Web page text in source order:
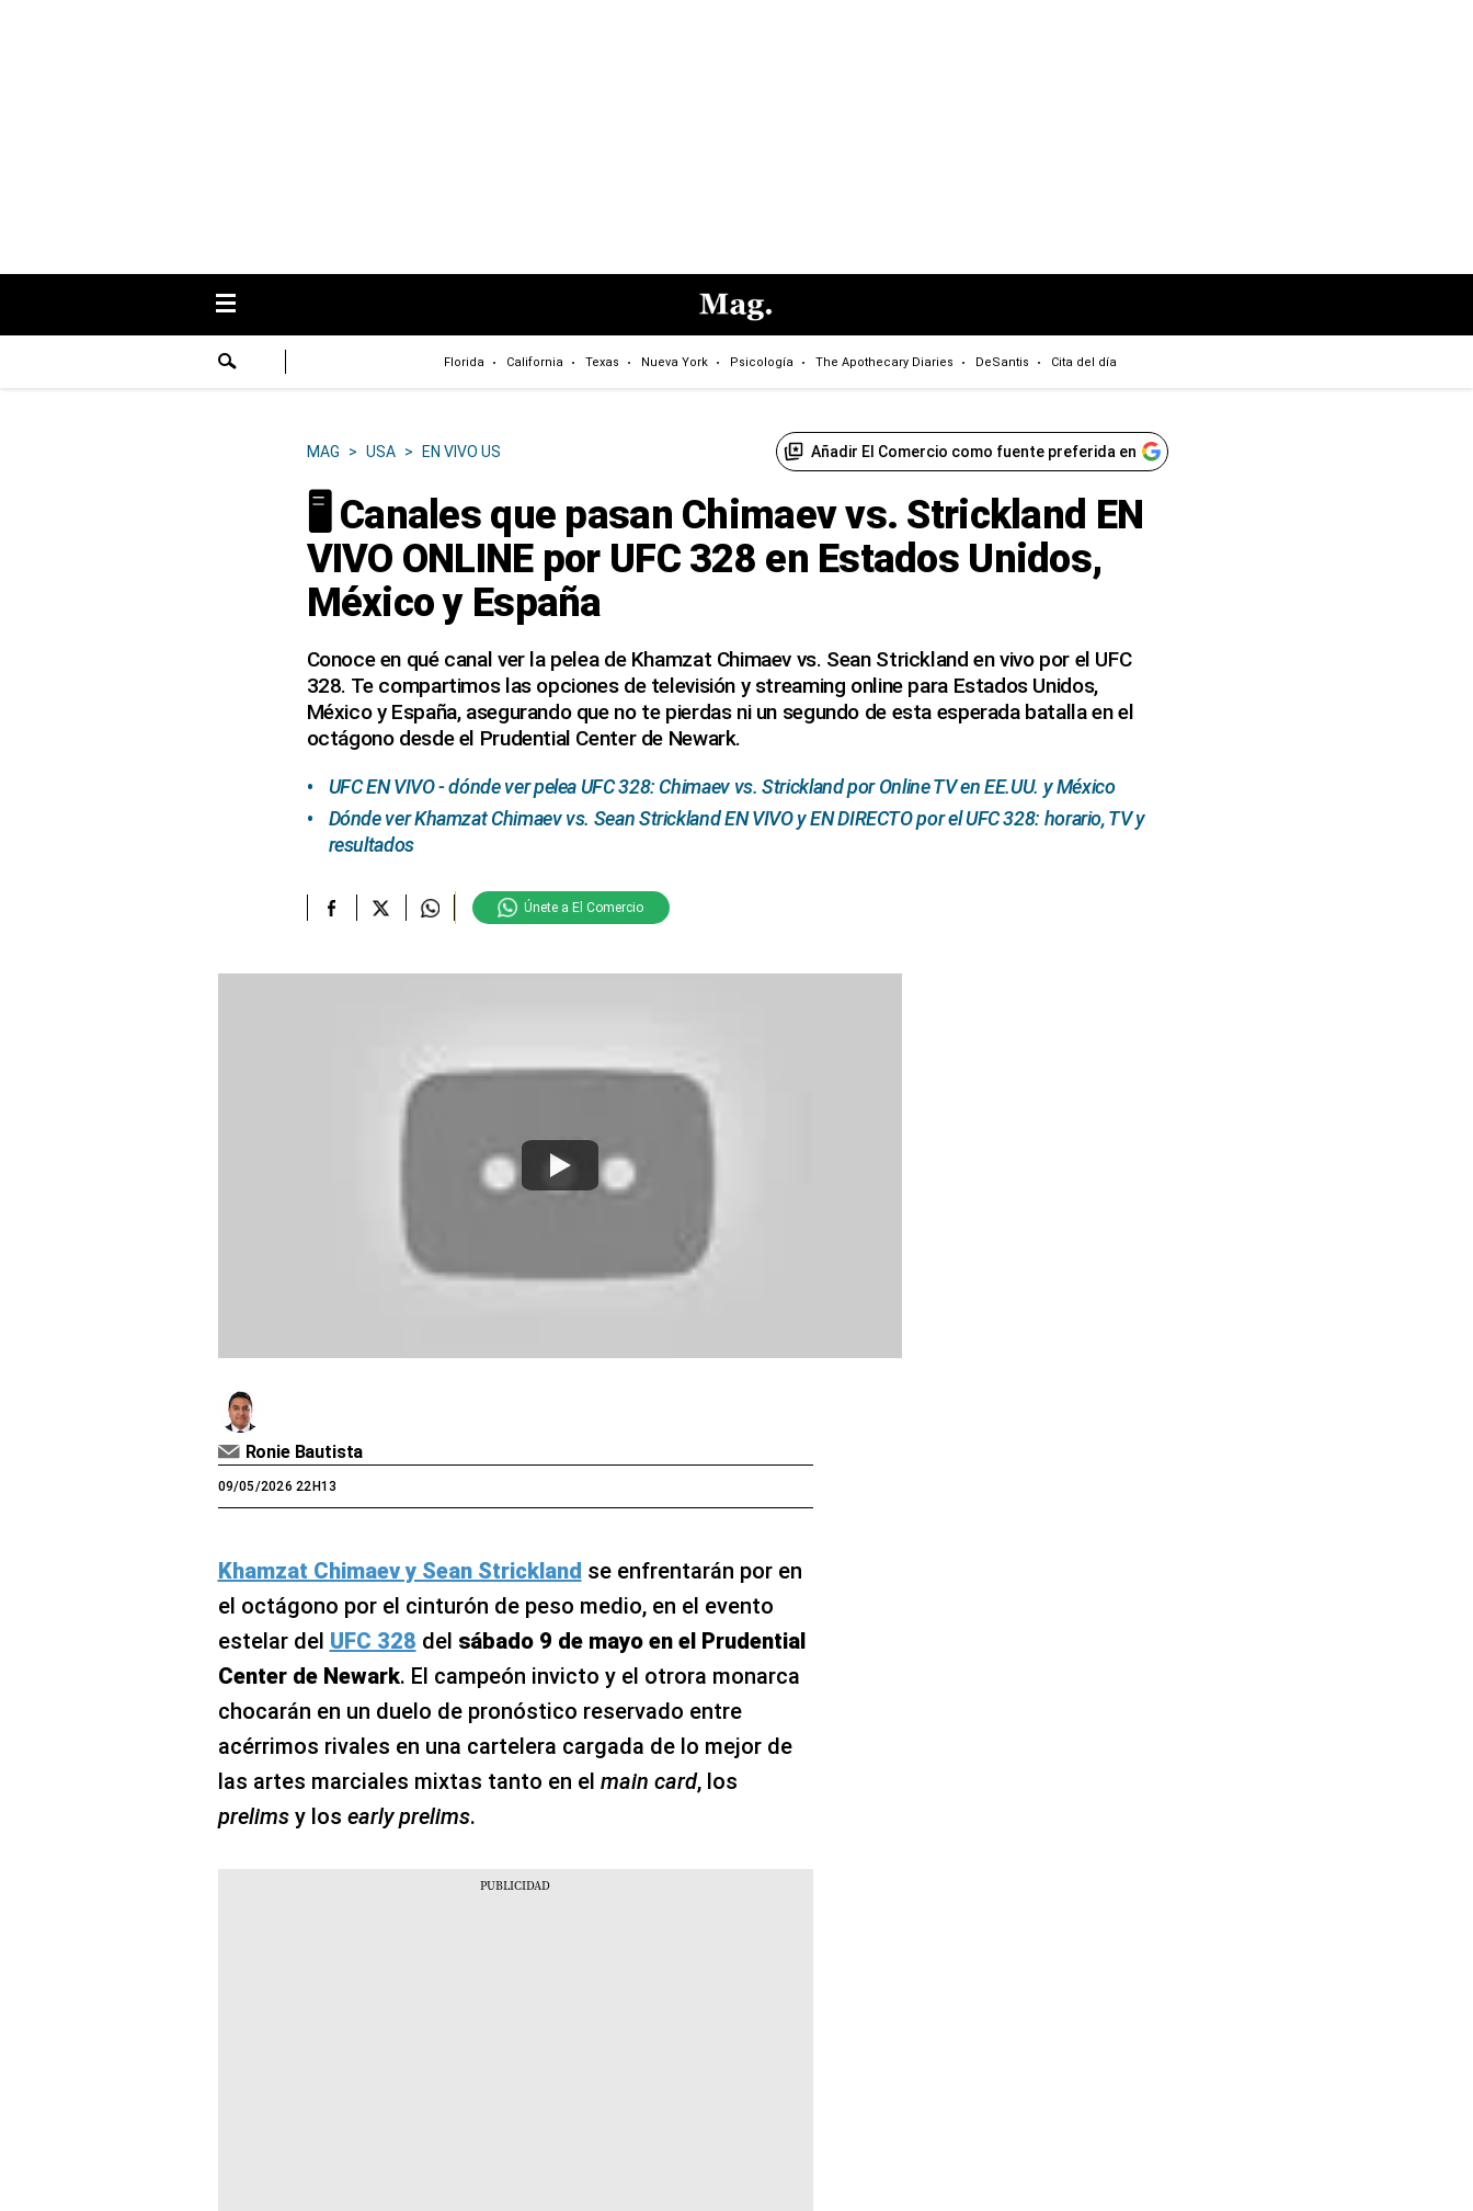
Florida California Texas Nueva York Psicología The Apothecary Diaries DeSantis Cita del día
MAG > USA > EN VIVO US Añadir El Comercio como fuente preferida en
🖥️ Canales que pasan Chimaev vs. Strickland EN
VIVO ONLINE por UFC 328 en Estados Unidos,
México y España
Conoce en qué canal ver la pelea de Khamzat Chimaev vs. Sean Strickland en vivo por el UFC
328. Te compartimos las opciones de televisión y streaming online para Estados Unidos,
México y España, asegurando que no te pierdas ni un segundo de esta esperada batalla en el
octágono desde el Prudential Center de Newark.
UFC EN VIVO - dónde ver pelea UFC 328: Chimaev vs. Strickland por Online TV en EE.UU. y México
Dónde ver Khamzat Chimaev vs. Sean Strickland EN VIVO y EN DIRECTO por el UFC 328: horario, TV y
resultados
Únete a El Comercio
Ronie Bautista
09/05/2026 22H13
Khamzat Chimaev y Sean Strickland se enfrentarán por en
el octágono por el cinturón de peso medio, en el evento
estelar del UFC 328 del sábado 9 de mayo en el Prudential
Center de Newark. El campeón invicto y el otrora monarca
chocarán en un duelo de pronóstico reservado entre
acérrimos rivales en una cartelera cargada de lo mejor de
las artes marciales mixtas tanto en el main card, los
prelimsy los early prelims.